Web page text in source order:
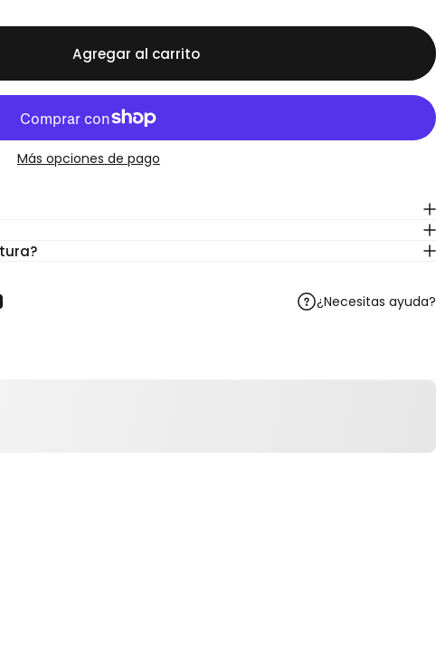
Agregar al carrito
Más opciones de pago
Telegram
en WhatsApp
por correo electrónico ¿Necesitas ayuda?